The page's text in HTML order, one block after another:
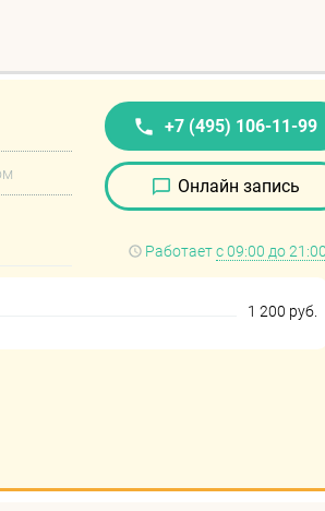
1 200 руб.
+7 (495) 106-11-99
Онлайн запись
Работаетс 09:00 до